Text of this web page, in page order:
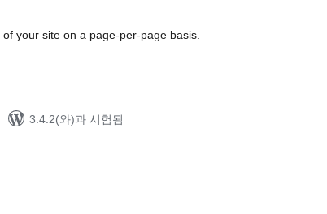
your site on a page-per-page basis.
3.4.2(와)과 시험됨